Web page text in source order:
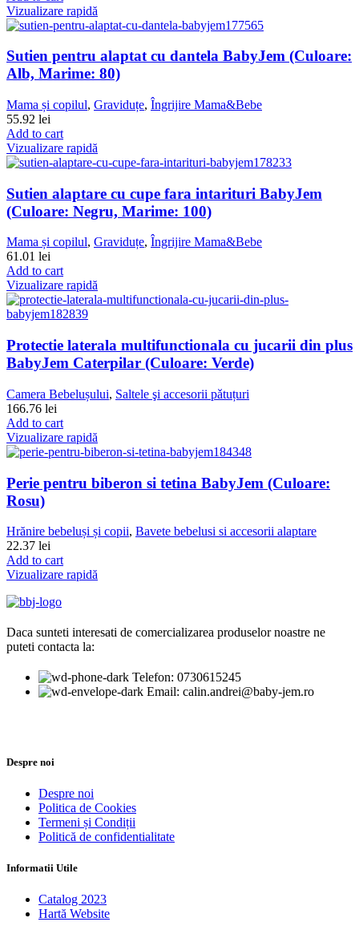
Vizualizare rapidă
Sutien pentru alaptat cu dantela BabyJem (Culoare:
Alb, Marime: 80)
Mama și copilul, Graviduțe, Îngrijire Mama&Bebe
55.92 lei
Add to cart
Vizualizare rapidă
Sutien alaptare cu cupe fara intarituri BabyJem
(Culoare: Negru, Marime: 100)
Mama și copilul, Graviduțe, Îngrijire Mama&Bebe
61.01 lei
Add to cart
Vizualizare rapidă
Protectie laterala multifunctionala cu jucarii din plus
BabyJem Caterpilar (Culoare: Verde)
Camera Bebelușului, Saltele şi accesorii pǎtuțuri
166.76 lei
Add to cart
Vizualizare rapidă
Perie pentru biberon si tetina BabyJem (Culoare:
Rosu)
Hrănire bebeluși și copii, Bavete bebelusi si accesorii alaptare
22.37 lei
Add to cart
Vizualizare rapidă
Daca sunteti interesati de comercializarea produselor noastre ne
puteti contacta la:
Telefon: 0730615245
Email: calin.andrei@baby-jem.ro
Despre noi
Despre noi
Politica de Cookies
Termeni și Condiții
Politică de confidentialitate
Informatii Utile
Catalog 2023
Hartă Website